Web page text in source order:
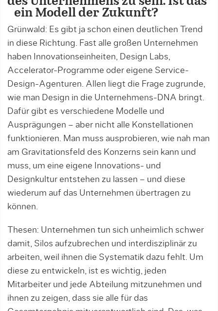
ein Modell der Zukunft?
Grünwald: Es gibt ja schon einen deutlichen Trend
in diese Richtung. Fast alle großen Unternehmen
haben Innovationseinheiten, Design Labs,
Accelerator-Programme oder eigene Service-
Design-Agenturen. Allen liegt die Frage zugrunde,
wie man Design in die Unternehmens-DNA bringt.
Dafür gibt es verschiedene Modelle und
Ausprägungen – aber nicht alle Konstellationen
funktionieren. Man muss ausprobieren, wie nah man
am Gravitationsfeld des Konzerns sein kann und
muss, um eine eigene Innovations- und
Designkultur entstehen zu lassen – und diese
wiederum auf das Unternehmen übertragen zu
können.
Thesen: Unternehmen tun sich unheimlich schwer
damit, Silos aufzubrechen und interdisziplinär zu
arbeiten, weil ihnen die Systematik dazu fehlt. Um
diese zu entwickeln, ist es wichtig, jeden
Mitarbeiter und jede Abteilung mitzunehmen und
ihnen zu zeigen, dass sie alle für das